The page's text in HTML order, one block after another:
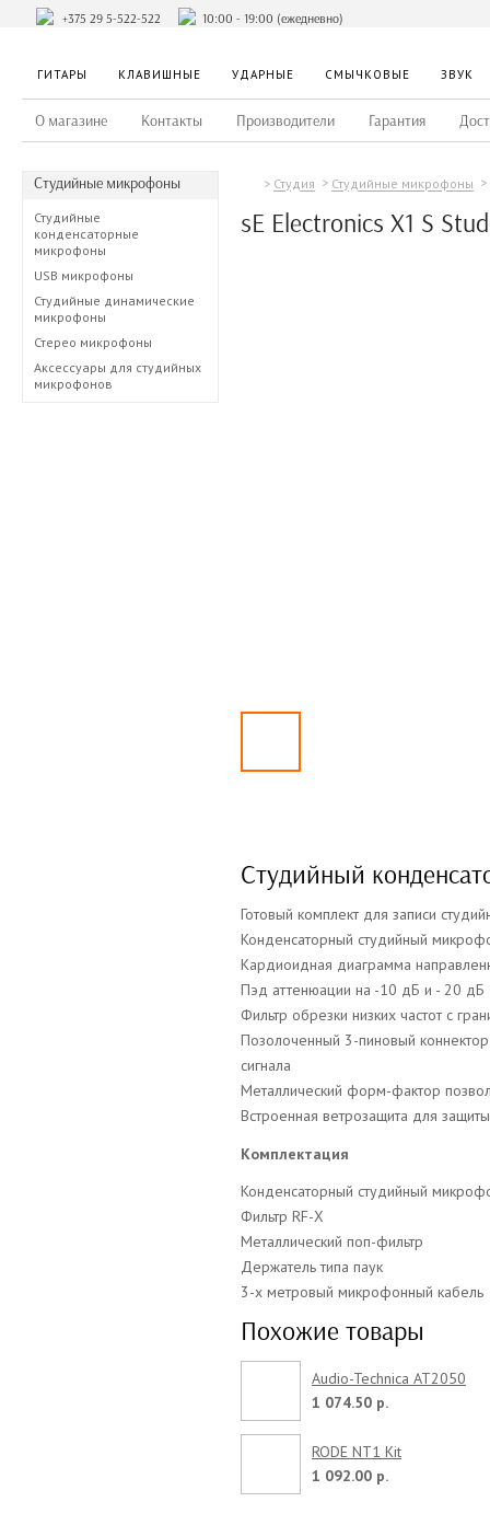
+375 29 5-522-522 10:00 - 19:00 (ежедневно)
ГИТАРЫ КЛАВИШНЫЕ УДАРНЫЕ СМЫЧКОВЫЕ ЗВУК
О магазине Контакты Производители Гарантия
Студийные микрофоны
Студийные
конденсаторные
микрофоны
USB микрофоны
Студийные динамические
микрофоны
Стерео микрофоны
Аксессуары для студийных
микрофонов
Студия Студийные микрофоны
sE Electronics X1 S
Студийный
Готовый комплект для записи
Конденсаторный студийный
Кардиоидная диаграмма
Пэд аттенюации на -10 дБ и - 20 дБ
Фильтр обрезки низких частот с
Позолоченный 3-пиновый
сигнала
Металлический форм-фактор
Встроенная ветрозащита для
Комплектация
Конденсаторный студийный
Фильтр RF-Х
Металлический поп-фильтр
Держатель типа паук
3-х метровый микрофонный кабель
Похожие товары
Audio-Technica AT2050
1 074.50 р.
RODE NT1 Kit
1 092.00 р.